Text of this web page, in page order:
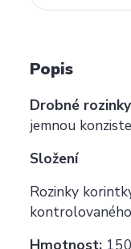
Popis
Drobné
jemnou
Složení
Rozinky
Hmotnost: